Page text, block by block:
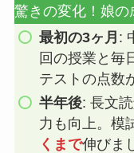
驚きの変化！娘の
最初の3ヶ月 :
回の授業と毎
テストの点数
半年後: 長文
力も向上。模
くまで伸びま